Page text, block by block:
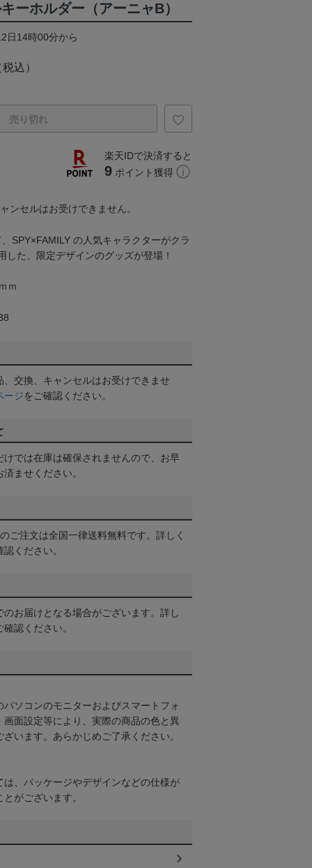
ーホルダー（アーニャB）
日14時00分から
込）
売り切れ
楽天IDで決済すると
9 ポイント獲得
ンセルはお受けできません。
SPY×FAMILY の人気キャラクターがクラ
した、限定デザインのグッズが登場！
ｍ
交換、キャンセルはお受けできませ
ージをご確認ください。
けでは在庫は確保されませんので、お早
ませください。
ご注文は全国一律送料無料です。詳しく
認ください。
お届けとなる場合がございます。詳し
確認ください。
ソコンのモニターおよびスマートフォ
画面設定等により、実際の商品の色と異
います。あらかじめご了承ください。
は、パッケージやデザインなどの仕様が
がございます。